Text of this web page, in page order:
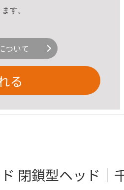
す。
ついて
る
閉鎖型ヘッド